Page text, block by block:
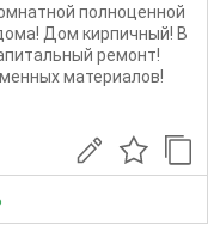
полноценной
Дом кирпичный! В
ремонт!
материалов!